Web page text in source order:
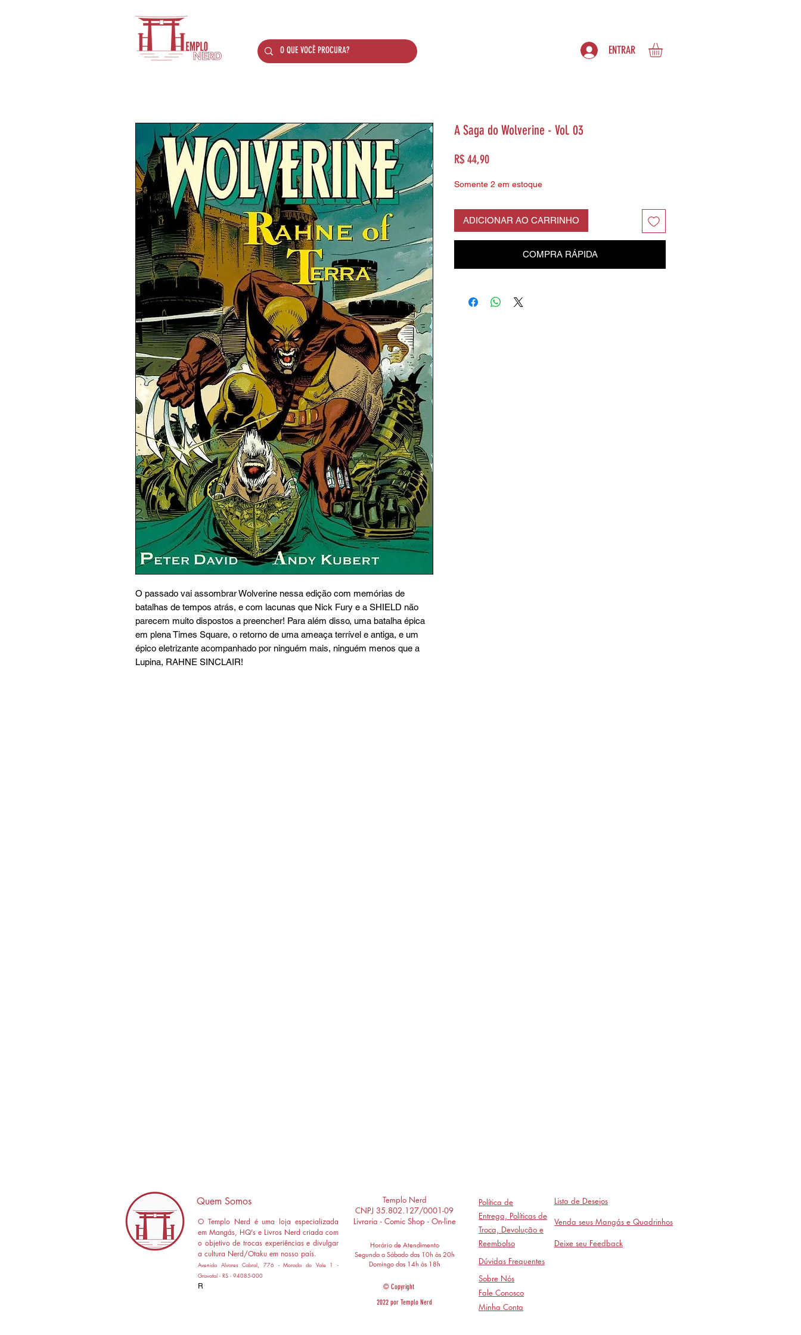
ENTRAR
O passado vai assombrar Wolverine nessa edição com memórias de
batalhas de tempos atrás, e com lacunas que Nick Fury e a SHIELD não
parecem muito dispostos a preencher! Para além disso, uma batalha épica
em plena Times Square, o retorno de uma ameaça terrível e antiga, e um
épico eletrizante acompanhado por ninguém mais, ninguém menos que a
Lupina, RAHNE SINCLAIR!
A Saga do Wolverine - Vol. 03
R$ 44,90Preço
Somente 2 em estoque
ADICIONAR AO CARRINHO
COMPRA RÁPIDA
Quem Somos
O Templo Nerd é uma loja especializada
em Mangás, HQ's e Livros Nerd criada com
o objetivo de trocas experiências e divulgar
a cultura Nerd/Otaku em nosso país.
Avenida Alvares Cabral, 776 - Morada do Vale 1 -
Gravataí - RS - 94085-000
R
Templo Nerd
CNPJ 35.802.127/0001-09
Livraria - Comic Shop - On-line
Horário de Atendimento
Segunda a Sábado das 10h às 20h
Domingo das 14h às 18h
2022 por Templo Nerd
© Copyright
Política de
Entrega, Políticas de
Troca, Devolução e
Reembolso
Lista de Desejos
Venda seus Mangás e Quadrinhos
Deixe seu Feedback
Dúvidas Frequentes
Sobre Nós
Fale Conosco
Minha Conta